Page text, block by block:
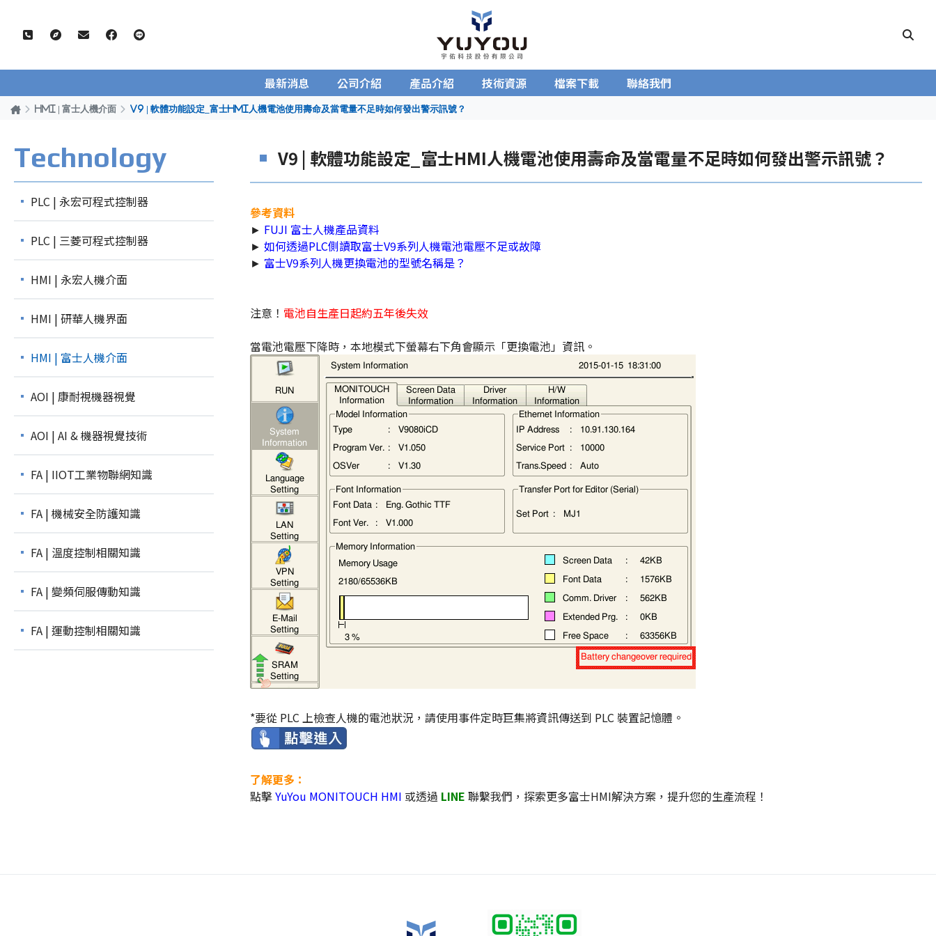
最新消息 公司介紹 產品介紹 技術資源 檔案下載 聯絡我們
HMI | 富士人機介面 V9 | 軟體功能設定_富士HMI人機電池使用壽命及當電量不足時如何發出警示訊號？
Technology
PLC | 永宏可程式控制器
PLC | 三菱可程式控制器
HMI | 永宏人機介面
HMI | 研華人機界面
HMI | 富士人機介面
AOI | 康耐視機器視覺
AOI | AI & 機器視覺技術
FA | IIOT工業物聯網知識
FA | 機械安全防護知識
FA | 溫度控制相關知識
FA | 變頻伺服傳動知識
FA | 運動控制相關知識
V9 | 軟體功能設定_富士HMI人機電池使用壽命及當電量不足時如何發出警示訊號？
參考資料
► FUJI 富士人機產品資料
►如何透過PLC側讀取富士V9系列人機電池電壓不足或故障
► 富士V9系列人機更換電池的型號名稱是？
注意！ 電池自生產日起約五年後失效
當電池電壓下降時，本地模式下螢幕右下角會顯示「更換電池」資訊。
*要從 PLC 上檢查人機的電池狀況，請使用事件定時巨集將資訊傳送到 PLC 裝置記憶體。
了解更多：
點擊YuYou MONITOUCH HMI 或透過 LINE 聯繫我們，探索更多富士HMI解決方案，提升您的生產流程！